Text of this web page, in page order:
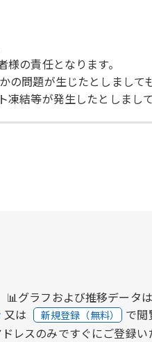
の責任となります。
問題が生じたとしまして
結等が発生したとしまし
📊グラフおよび推移データ
又は 新規登録（無料） で閲
レスのみですぐにご登録い